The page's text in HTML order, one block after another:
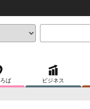
ば ビジネス